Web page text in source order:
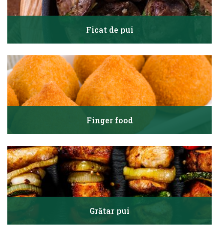
Ficat de pui
Finger food
Grătar pui